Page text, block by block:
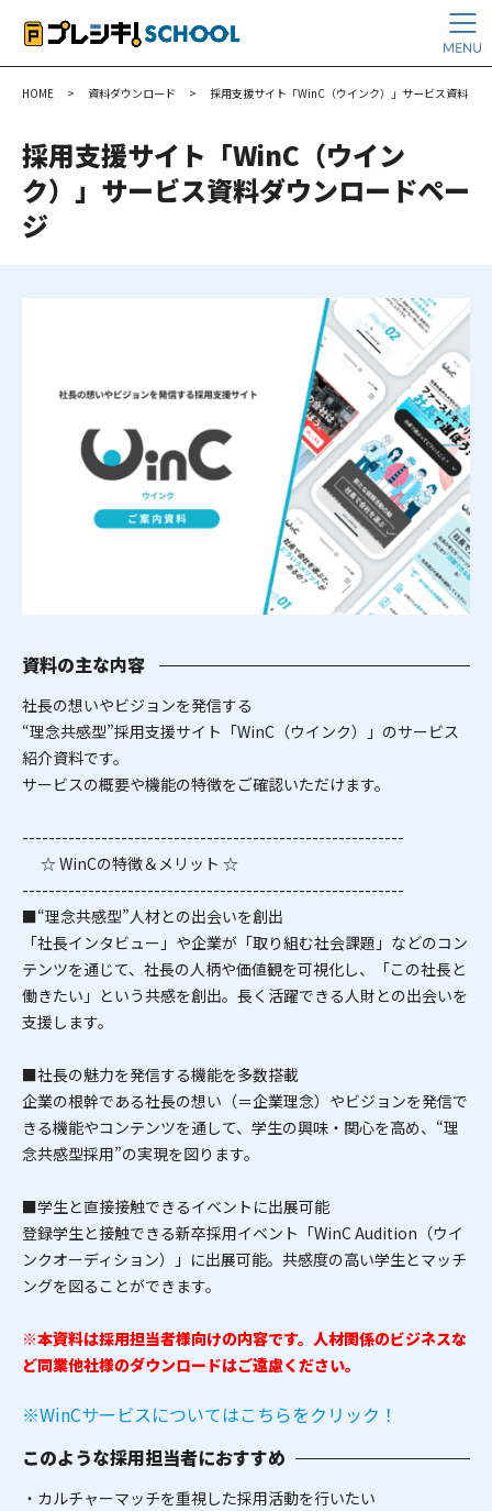
HOME > 資料ダウンロード > 採用支援サイト「WinC（ウインク）」サービス資料
採用支援サイト「WinC（ウイン
ク）」サービス資料ダウンロードペー
ジ
資料の主な内容
社長の想いやビジョンを発信する
“理念共感型”採用支援サイト「WinC（ウインク）」のサービス
紹介資料です。
サービスの概要や機能の特徴をご確認いただけます。
----------------------------------------------------------
☆ WinCの特徴＆メリット ☆
----------------------------------------------------------
■“理念共感型”人材との出会いを創出
「社長インタビュー」や企業が「取り組む社会課題」などのコン
テンツを通じて、社長の人柄や価値観を可視化し、「この社長と
働きたい」という共感を創出。長く活躍できる人財との出会いを
支援します。
■社長の魅力を発信する機能を多数搭載
企業の根幹である社長の想い（＝企業理念）やビジョンを発信で
きる機能やコンテンツを通して、学生の興味・関心を高め、“理
念共感型採用”の実現を図ります。
■学生と直接接触できるイベントに出展可能
登録学生と接触できる新卒採用イベント「WinC Audition（ウイ
ンクオーディション）」に出展可能。共感度の高い学生とマッチ
ングを図ることができます。
※本資料は採用担当者様向けの内容です。人材関係のビジネスな
ど同業他社様のダウンロードはご遠慮ください。
※WinCサービスについてはこちらをクリック！
このような採用担当者におすすめ
・カルチャーマッチを重視した採用活動を行いたい